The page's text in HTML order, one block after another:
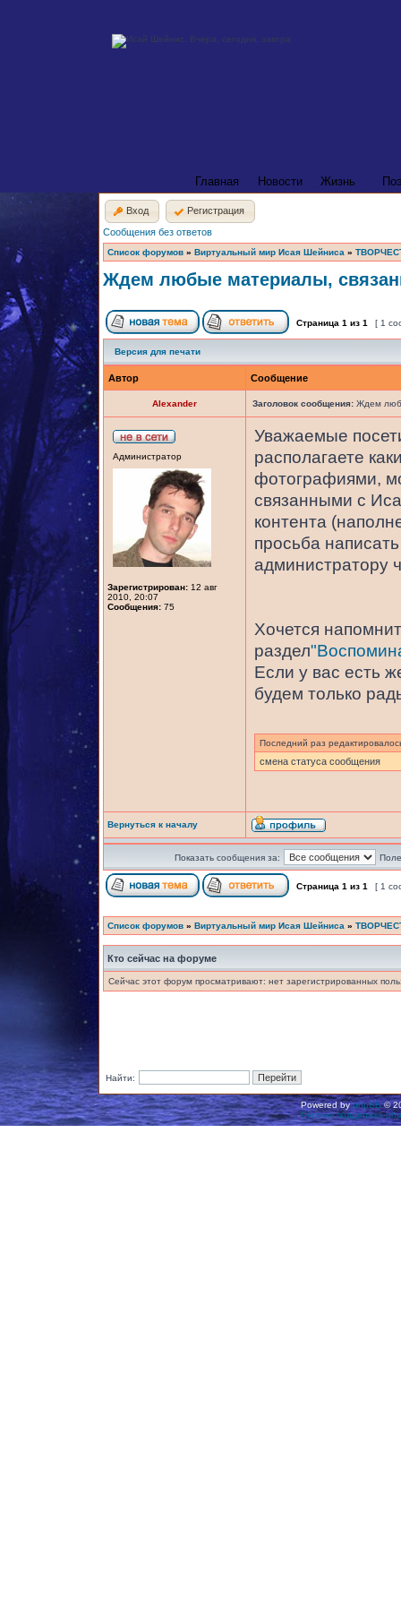
Главная Новости Жизнь
Вход
Регистрация
Сообщения без ответов
Список форумов » Виртуальный мир Исая Шейниса »
Ждем любые материалы,
Страница 1 из 1 [ 1
Версия для печати
Автор Сообщение
Alexander Заголовок сообщения: Ждем
Администратор
Зарегистрирован: 12 авг
2010, 20:07
Сообщения: 75
Уважаемые
располагаете
фотографиями,
связанными с
контента
просьба
администратору
Хочется
раздел
Если у вас есть
будем только
Последний раз
смена статуса сообщения
Вернуться к началу
Показать сообщения за:
Страница 1 из 1 [ 1
Список форумов » Виртуальный мир Исая Шейниса »
Кто сейчас на форуме
Сейчас этот форум просматривают: нет зарегистрированных
Найти:
Powered byphpBB©
Русская поддержка